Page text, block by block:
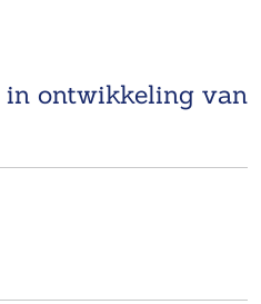
ontwikkeling van